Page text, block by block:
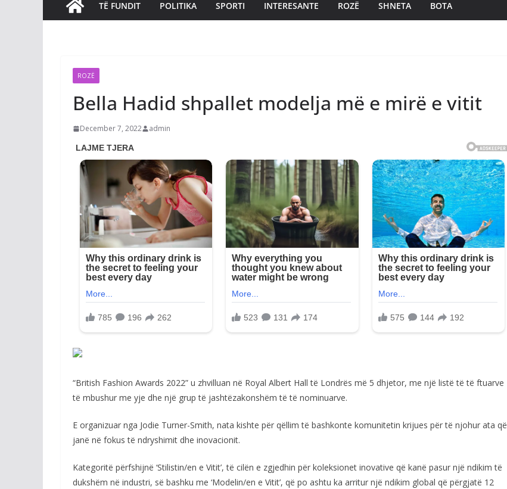
TË FUNDIT POLITIKA SPORTI INTERESANTE ROZË SHNETA BOTA
ROZË
Bella Hadid shpallet modelja më e mirë e vitit
December 7, 2022 admin
“British Fashion Awards 2022” u zhvilluan në Royal Albert Hall të Londrës më 5 dhjetor, me një listë të të ftuarve
të mbushur me yje dhe një grup të jashtëzakonshëm të të nominuarve.
E organizuar nga Jodie Turner-Smith, nata kishte për qëllim të bashkonte komunitetin krijues për të njohur ata që
janë në fokus të ndryshimit dhe inovacionit.
Kategoritë përfshijnë ‘Stilistin/en e Vitit’, të cilën e zgjedhin për koleksionet inovative që kanë pasur një ndikim të
dukshëm në industri, së bashku me ‘Modelin/en e Vitit’, që po ashtu ka arritur një ndikim global që përgjatë 12